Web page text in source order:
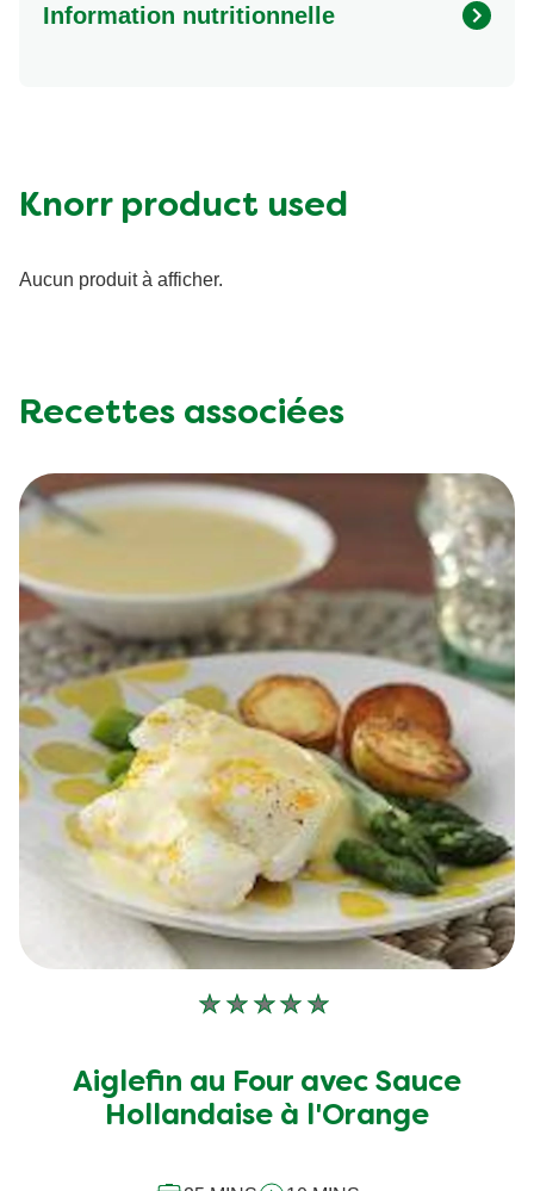
Information nutritionnelle
Knorr product used
Aucun produit à afficher.
Recettes associées
Aucune
soumise
pour
Aiglefin au Four avec Sauce
Hollandaise à l'Orange